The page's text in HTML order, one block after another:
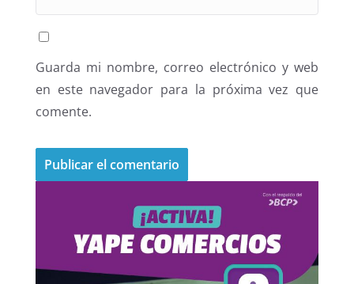
Guarda mi nombre, correo electrónico y web
en este navegador para la próxima vez que
comente.